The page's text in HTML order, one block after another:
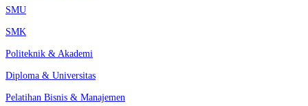
SMU
SMK
Politeknik & Akademi
Diploma & Universitas
Pelatihan Bisnis & Manajemen